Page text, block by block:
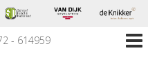
- 614959